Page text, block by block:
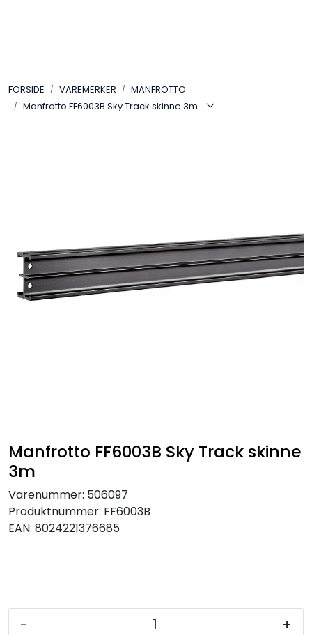
FORSIDE VAREMERKER
MANFROTTO
Manfrotto FF6003B Sky Track skinne 3m
Manfrotto FF6003B Sky Track skinne
3m
Varenummer: 506097
Produktnummer: FF6003B
EAN: 8024221376685
- +
LYD
AKTUELT
BRUKT